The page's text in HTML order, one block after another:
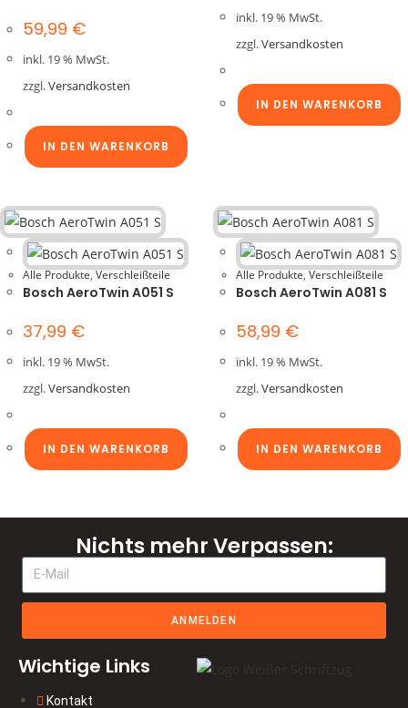
59,99 €
inkl. 19 % MwSt.
zzgl.Versandkosten
IN DEN WARENKORB
inkl. 19 % MwSt.
zzgl.Versandkosten
IN DEN WARENKORB
Alle Produkte,Verschleißteile
Bosch AeroTwin A051 S
37,99 €
inkl. 19 % MwSt.
zzgl.Versandkosten
IN DEN WARENKORB
Alle Produkte,Verschleißteile
Bosch AeroTwin A081 S
58,99 €
inkl. 19 % MwSt.
zzgl.Versandkosten
IN DEN WARENKORB
Nichts mehr Verpassen:
ANMELDEN
Wichtige Links
Kontakt